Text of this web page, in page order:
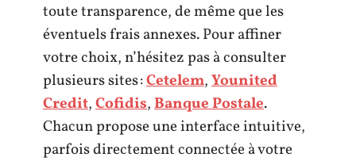
toute transparence, de même que les
éventuels frais annexes. Pour affiner
votre choix, n’hésitez pas à consulter
plusieurs sites :Cetelem,Younited
Credit,Cofidis,Banque Postale.
Chacun propose une interface intuitive,
parfois directement connectée à votre